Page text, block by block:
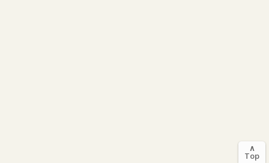
∧
Top